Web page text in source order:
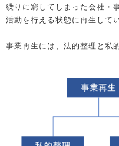
繰りに窮してしまった会社・
活動を行える状態に再生して
事業再生には、法的整理と私